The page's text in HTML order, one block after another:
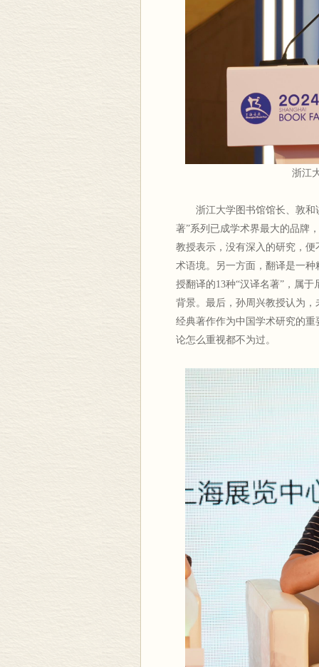
浙江
浙江大学图书馆馆长、敦
著”系列已成学术界最大的品牌
教授表示，没有深入的研究，
术语境。另一方面，翻译是一
授翻译的13种“汉译名著”，属
背景。最后，孙周兴教授认为
经典著作作为中国学术研究的
论怎么重视都不为过。